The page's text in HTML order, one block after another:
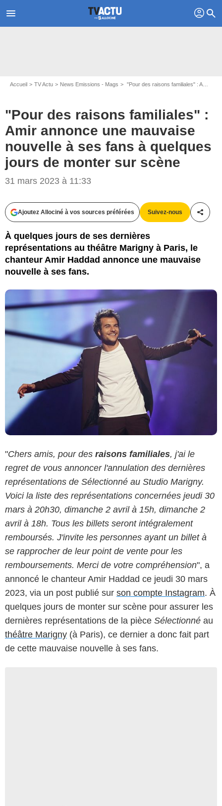
menu profil search
Accueil TV Actu News Emissions - Mags "Pour des raisons familiales" : Amir annonce une mauvaise nouvelle à ses fans à quelques jours de monter sur scène
"Pour des raisons familiales" :
Amir annonce une mauvaise
nouvelle à ses fans à quelques
jours de monter sur scène
31 mars 2023 à 11:33
Ajoutez Allociné à vos sources préférées Suivez-nous
À quelques jours de ses dernières
représentations au théâtre Marigny à Paris, le
chanteur Amir Haddad annonce une mauvaise
nouvelle à ses fans.
© ITAR TASS / BESTIMAGE
"Chers amis, pour des raisons familiales, j'ai le
regret de vous annoncer l'annulation des dernières
représentations de Sélectionné au Studio Marigny.
Voici la liste des représentations concernées jeudi 30
mars à 20h30, dimanche 2 avril à 15h, dimanche 2
avril à 18h. Tous les billets seront intégralement
remboursés. J'invite les personnes ayant un billet à
se rapprocher de leur point de vente pour les
remboursements. Merci de votre compréhension", a
annoncé le chanteur Amir Haddad ce jeudi 30 mars
2023, via un post publié sur son compte Instagram. À
quelques jours de monter sur scène pour assurer les
dernières représentations de la pièce Sélectionné au
théâtre Marigny (à Paris), ce dernier a donc fait part
de cette mauvaise nouvelle à ses fans.